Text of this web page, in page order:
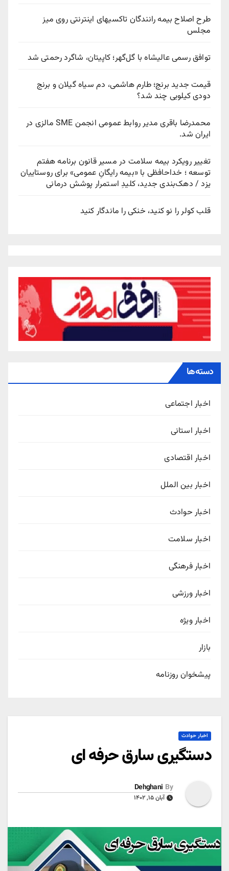
طرح اصلاح بیمه رانندگان تاکسیهای اینترنتی روی میز
مجلس
توافق رسمی عالیشاه با گل‌گهر؛ کاپیتان، شاگرد رحمتی شد
قیمت جدید برنج؛ طارم هاشمی، دم سیاه گیلان و برنج
دودی کیلویی چند شد؟
محمدرضا باقری مدیر روابط عمومی انجمن SME مالزی در
ایران شد.
تغییر رویکرد بیمه سلامت در مسیر قانون برنامه هفتم
توسعه ؛ خداحافظی با «بیمه رایگانِ عمومی» برای روستاییان
یزد / دهک‌بندی جدید، کلیدِ استمرار پوشش درمانی
قلب کولر را نو کنید، خنکی را ماندگار کنید
دسته‌ها
اخبار اجتماعی
اخبار استانی
اخبار اقتصادی
اخبار بین الملل
اخبار حوادث
اخبار سلامت
اخبار فرهنگی
اخبار ورزشی
اخبار ویژه
بازار
پیشخوان روزنامه
اخبار حوادث
دستگیری سارق حرفه ای
By
Dehghani
آبان ۱۵, ۱۴۰۲